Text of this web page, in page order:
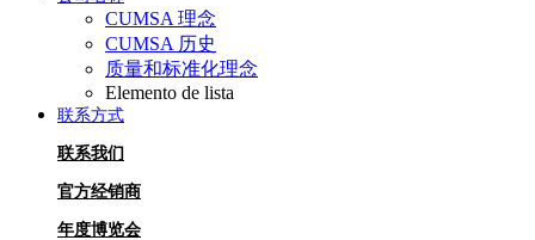
CUMSA 理念
CUMSA 历史
质量和标准化理念
Elemento de lista
联系方式
联系我们
官方经销商
年度博览会